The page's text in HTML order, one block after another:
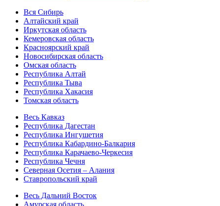
Вся Сибирь
Алтайский край
Иркутская область
Кемеровская область
Красноярский край
Новосибирская область
Омская область
Республика Алтай
Республика Тыва
Республика Хакасия
Томская область
Весь Кавказ
Республика Дагестан
Республика Ингушетия
Республика Кабардино-Балкария
Республика Карачаево-Черкесия
Республика Чечня
Северная Осетия – Алания
Ставропольский край
Весь Дальний Восток
Амурская область